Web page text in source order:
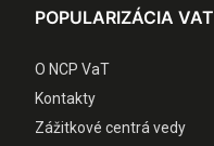
POPULARIZÁCIA VAT
O NCP VaT
Kontakty
Zážitkové centrá vedy